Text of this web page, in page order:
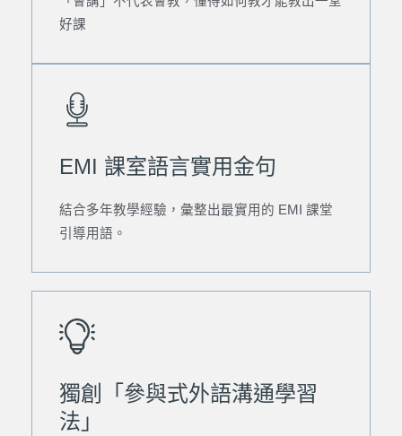
好課
EMI 課室語言實用金句
結合多年教學經驗，彙整出最實用的 EMI 課堂
引導用語。
獨創「參與式外語溝通學習
法」